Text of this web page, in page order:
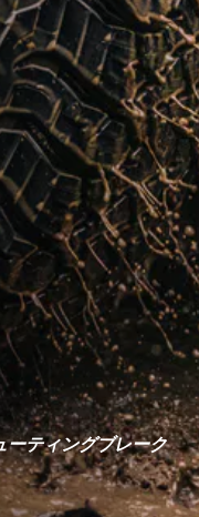
ーティングブレーク